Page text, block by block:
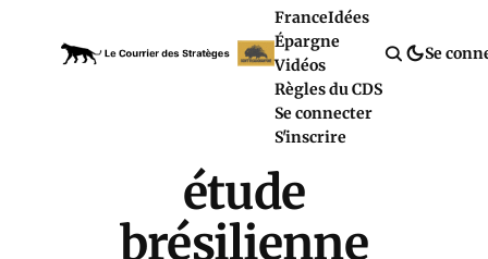
FranceIdées
Épargne
Vidéos
Règles du CDS
Se connecter
S'inscrire
Se
étude
brésilienne